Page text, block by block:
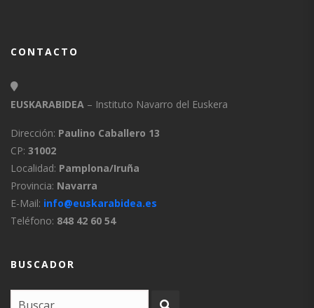
CONTACTO
EUSKARABIDEA – Instituto Navarro del Euskera
Dirección: Paulino Caballero 13
CP: 31002
Localidad: Pamplona/Iruña
Provincia: Navarra
E-Mail: info@euskarabidea.es
Teléfono: 848 42 60 54
BUSCADOR